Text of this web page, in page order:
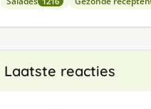
Laatste reacties